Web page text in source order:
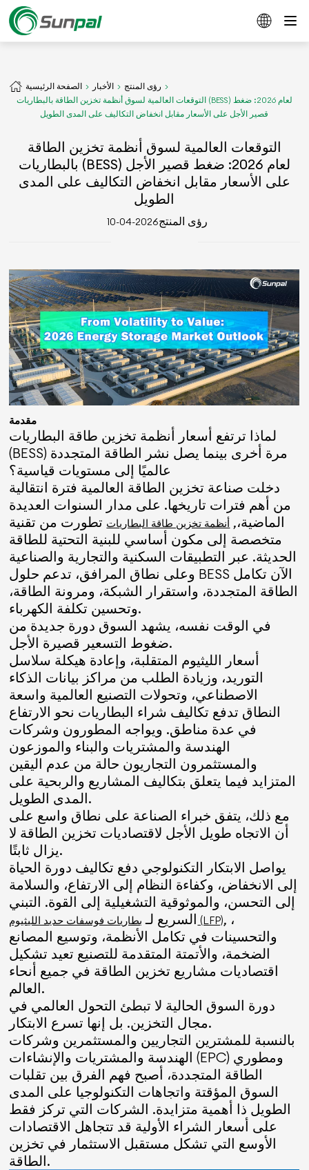
الصفحة الرئيسية الأخبار
رؤى المنتج
التوقعات العالمية لسوق أنظمة تخزين الطاقة بالبطاريات (BESS) لعام 2026: ضغط
قصير الأجل على الأسعار مقابل انخفاض التكاليف على المدى الطويل
التوقعات العالمية لسوق أنظمة تخزين الطاقة
بالبطاريات (BESS) لعام 2026: ضغط قصير الأجل
على الأسعار مقابل انخفاض التكاليف على المدى
الطويل
رؤى المنتج2026-04-10
مقدمة
لماذا ترتفع أسعار أنظمة تخزين طاقة البطاريات
(BESS) مرة أخرى بينما يصل نشر الطاقة المتجددة
عالميًا إلى مستويات قياسية؟
دخلت صناعة تخزين الطاقة العالمية فترة انتقالية
من أهم فترات تاريخها. على مدار السنوات العديدة
الماضية،, أنظمة تخزين طاقة البطاريات تطورت من تقنية
متخصصة إلى مكون أساسي للبنية التحتية للطاقة
الحديثة. عبر التطبيقات السكنية والتجارية والصناعية
وعلى نطاق المرافق، تدعم حلول BESS الآن تكامل
الطاقة المتجددة، واستقرار الشبكة، ومرونة الطاقة،
وتحسين تكلفة الكهرباء.
في الوقت نفسه، يشهد السوق دورة جديدة من
ضغوط التسعير قصيرة الأجل.
أسعار الليثيوم المتقلبة، وإعادة هيكلة سلاسل
التوريد، وزيادة الطلب من مراكز بيانات الذكاء
الاصطناعي، وتحولات التصنيع العالمية واسعة
النطاق تدفع تكاليف شراء البطاريات نحو الارتفاع
في عدة مناطق. ويواجه المطورون وشركات
الهندسة والمشتريات والبناء والموزعون
والمستثمرون التجاريون حالة من عدم اليقين
المتزايد فيما يتعلق بتكاليف المشاريع والربحية على
المدى الطويل.
مع ذلك، يتفق خبراء الصناعة على نطاق واسع على
أن الاتجاه طويل الأجل لاقتصاديات تخزين الطاقة لا
يزال ثابتًا.
يواصل الابتكار التكنولوجي دفع تكاليف دورة الحياة
إلى الانخفاض، وكفاءة النظام إلى الارتفاع، والسلامة
إلى التحسن، والموثوقية التشغيلية إلى القوة. التبني
السريع لـ بطاريات فوسفات حديد الليثيوم (LFP), ،
والتحسينات في تكامل الأنظمة، وتوسيع المصانع
الضخمة، والأتمتة المتقدمة للتصنيع تعيد تشكيل
اقتصاديات مشاريع تخزين الطاقة في جميع أنحاء
العالم.
دورة السوق الحالية لا تبطئ التحول العالمي في
مجال التخزين. بل إنها تسرع الابتكار.
بالنسبة للمشترين التجاريين والمستثمرين وشركات
الهندسة والمشتريات والإنشاءات (EPC) ومطوري
الطاقة المتجددة، أصبح فهم الفرق بين تقلبات
السوق المؤقتة واتجاهات التكنولوجيا على المدى
الطويل ذا أهمية متزايدة. الشركات التي تركز فقط
على أسعار الشراء الأولية قد تتجاهل الاقتصادات
الأوسع التي تشكل مستقبل الاستثمار في تخزين
الطاقة.